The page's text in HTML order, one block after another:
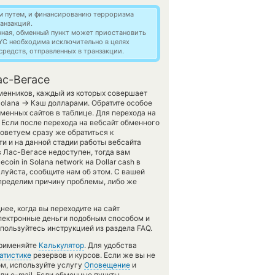
путем, и финансированию терроризма
обменный пункт может приостановить
необходима исключительно в целях
отправленных в транзакции.
Вегасе
каждый из которых совершает
→ Кэш долларами. Обратите особое
сайтов в таблице. Для перехода на
после перехода на вебсайт обменного
сразу же обратиться к
и на данной стадии работы вебсайта
Лас-Вегасе недоступен, тогда вам
in Solana network на Dollar cash в
сообщите нам об этом. С вашей
причину проблемы, либо же
когда вы переходите на сайт
деньги подобным способом и
инструкцией из раздела FAQ.
Калькулятор. Для удобства
резервов и курсов. Если же вы не
используйте услугу Оповещение и